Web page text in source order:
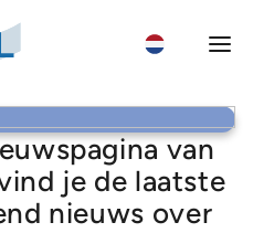
van
je de laatste
nieuws over